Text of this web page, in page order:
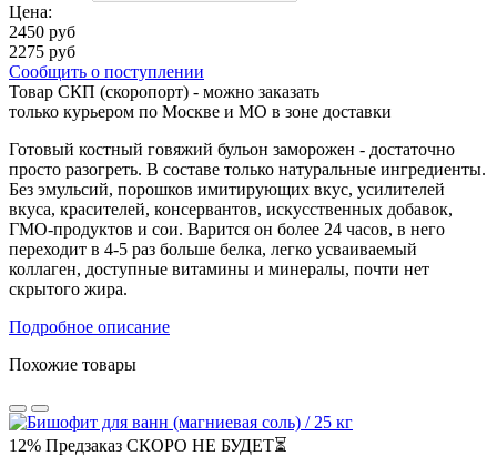
Цена:
2450 руб
2275 руб
Сообщить о поступлении
Товар СКП (скоропорт) - можно заказать
только курьером по Москве и МО в зоне доставки
Готовый костный говяжий бульон заморожен - достаточно
просто разогреть. В составе только натуральные ингредиенты.
Без эмульсий, порошков имитирующих вкус, усилителей
вкуса, красителей, консервантов, искусственных добавок,
ГМО-продуктов и сои. Варится он более 24 часов, в него
переходит в 4-5 раз больше белка, легко усваиваемый
коллаген, доступные витамины и минералы, почти нет
скрытого жира.
Подробное описание
Похожие товары
12% Предзаказ СКОРО НЕ БУДЕТ⏳